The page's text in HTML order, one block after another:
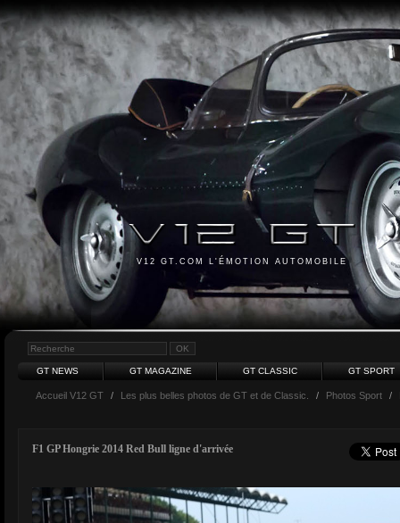
V12 GT.COM L'ÉMOTION AUTOMOBILE
GT NEWS GT MAGAZINE GT CLASSIC GT SPORT
Accueil V12 GT / Les plus belles photos de GT et de Classic. / Photos Sport /
F1 GP Hongrie 2014 Red Bull ligne d'arrivée